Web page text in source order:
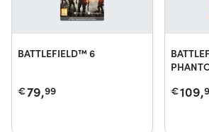
BATTLEFIELD™ 6
€79,99
€109,